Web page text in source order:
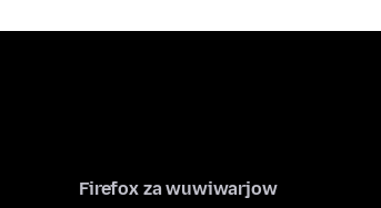
Firefox za wuwiwarjow